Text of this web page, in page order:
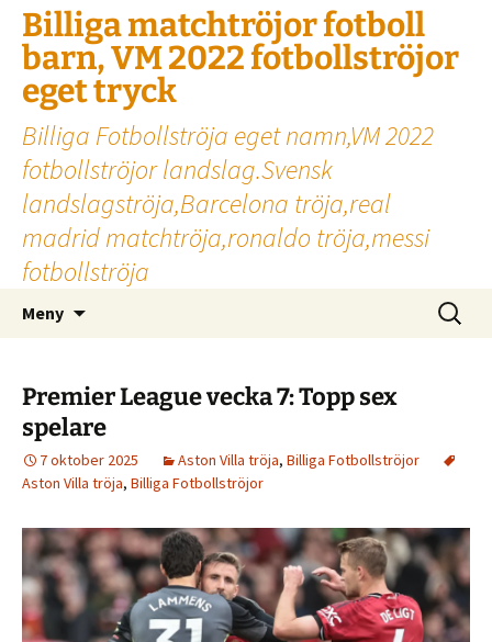
Billiga matchtröjor fotboll
barn, VM 2022 fotbollströjor
eget tryck
Billiga Fotbollströja eget namn,VM 2022
fotbollströjor landslag.Svensk
landslagströja,Barcelona tröja,real
madrid matchtröja,ronaldo tröja,messi
fotbollströja
Meny
Sök
efter:
Premier League vecka 7: Topp sex
spelare
7 oktober 2025 Aston Villa tröja, Billiga Fotbollströjor
Aston Villa tröja, Billiga Fotbollströjor